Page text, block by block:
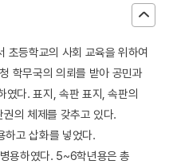
초등학교의 사회 교육을 위하여
학무국의 의뢰를 받아 공민과
였다. 표지, 속판 표지, 속판의
의 체제를 갖추고 있다.
하고 삽화를 넣었다.
용하였다. 5~6학년용은 총